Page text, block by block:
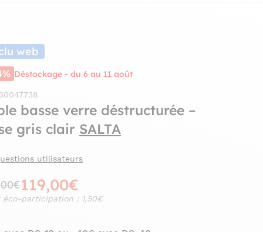
web
Déstockage - du 6 au 11 août
basse verre déstructurée –
gris clair SALTA
utilisateurs
119,00€
éco-participation : 1,50€